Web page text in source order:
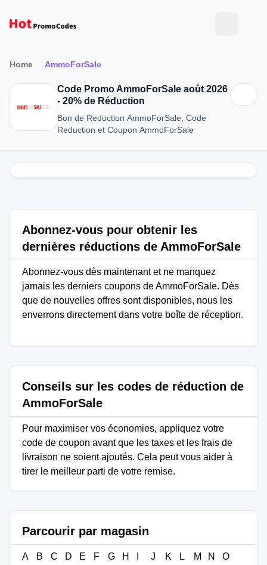
Home AmmoForSale
Code Promo AmmoForSale août 2026
- 20% de Réduction
Bon de Reduction AmmoForSale, Code
Reduction et Coupon AmmoForSale
Abonnez-vous pour obtenir les
dernières réductions de AmmoForSale
Abonnez-vous dès maintenant et ne manquez
jamais les derniers coupons de AmmoForSale. Dès
que de nouvelles offres sont disponibles, nous les
enverrons directement dans votre boîte de réception.
Conseils sur les codes de réduction de
AmmoForSale
Pour maximiser vos économies, appliquez votre
code de coupon avant que les taxes et les frais de
livraison ne soient ajoutés. Cela peut vous aider à
tirer le meilleur parti de votre remise.
Parcourir par magasin
A B C D E F G H J K L M N
O